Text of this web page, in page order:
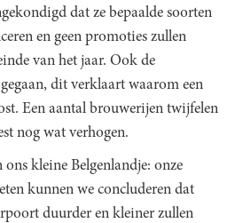
dat ze bepaalde soorten
en geen promoties zullen
van het jaar. Ook de
dit verklaart waarom een
Een aantal brouwerijen twijfelen
nog wat verhogen.
kleine Belgenlandje: onze
kunnen we concluderen dat
duurder en kleiner zullen